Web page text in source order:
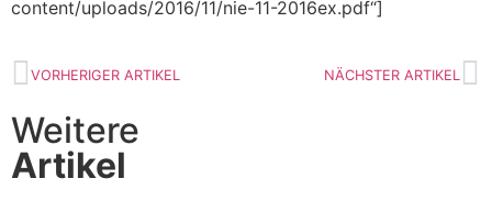
content/uploads/2016/11/nie-11-2016ex.pdf“]
VORHERIGER ARTIKEL NÄCHSTER ARTIKEL
Weitere
Artikel